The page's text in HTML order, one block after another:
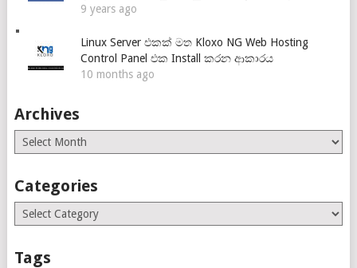
9 years ago
Linux Server එකක් මත Kloxo NG Web Hosting
Control Panel එක Install කරන ආකාරය
10 months ago
Archives
Archives
Categories
Categories
Tags